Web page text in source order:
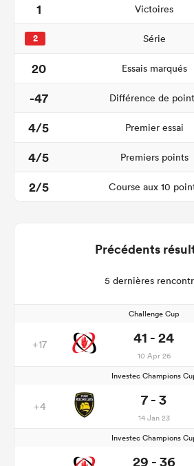
1 Victoires
2 Série
20 Essais marqués
-47
Différence de
4/5
Premier essai
4/5
Premiers points
2/5
Course aux 10
Précédents
5 dernières
Challenge Cup
+17 41 - 24
10 Apr 26
Investec Champions
+4 7 - 3
14 Jan 23
Investec Champions
29 - 36